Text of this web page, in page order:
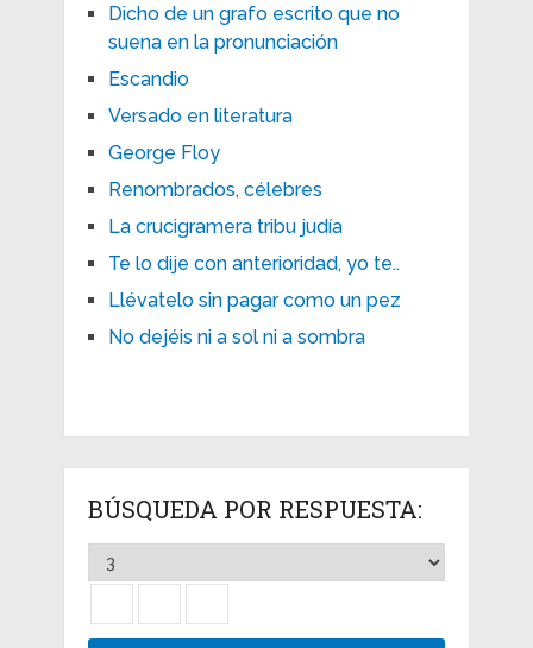
Dicho de un grafo escrito que no
suena en la pronunciación
Escandio
Versado en literatura
George Floy
Renombrados, célebres
La crucigramera tribu judía
Te lo dije con anterioridad, yo te..
Llévatelo sin pagar como un pez
No dejéis ni a sol ni a sombra
BÚSQUEDA POR RESPUESTA: